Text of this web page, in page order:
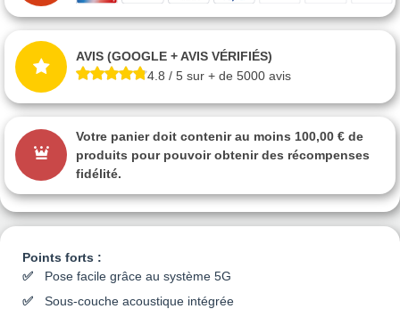
Points forts :
Pose facile grâce au système 5G
Sous-couche acoustique intégrée
AVIS (GOOGLE + AVIS VÉRIFIÉS)
4.8 / 5 sur + de 5000 avis
Votre panier doit contenir au moins 100,00 € de
produits pour pouvoir obtenir des récompenses
fidélité.